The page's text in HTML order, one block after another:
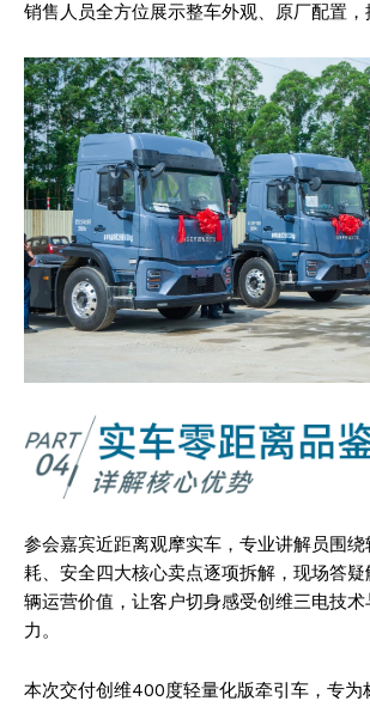
销售人员全方位展示整车外观、原厂配置，
参会嘉宾近距离观摩实车，专业讲解员围
耗、安全四大核心卖点逐项拆解，现场答
辆运营价值，让客户切身感受创维三电技
力。
本次交付创维400度轻量化版牵引车，专为